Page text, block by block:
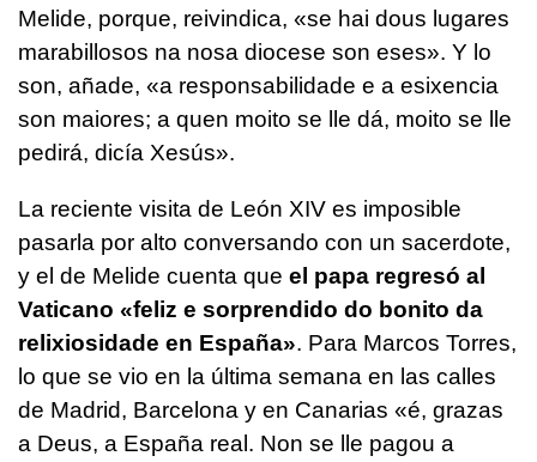
Melide, porque, reivindica, «se hai dous lugares
marabillosos na nosa diocese son eses». Y lo
son, añade, «a responsabilidade e a esixencia
son maiores; a quen moito se lle dá, moito se lle
pedirá, dicía Xesús».
La reciente visita de León XIV es imposible
pasarla por alto conversando con un sacerdote,
y el de Melide cuenta que el papa regresó al
Vaticano «feliz e sorprendido do bonito da
relixiosidade en España». Para Marcos Torres,
lo que se vio en la última semana en las calles
de Madrid, Barcelona y en Canarias «é, grazas
a Deus, a España real. Non se lle pagou a